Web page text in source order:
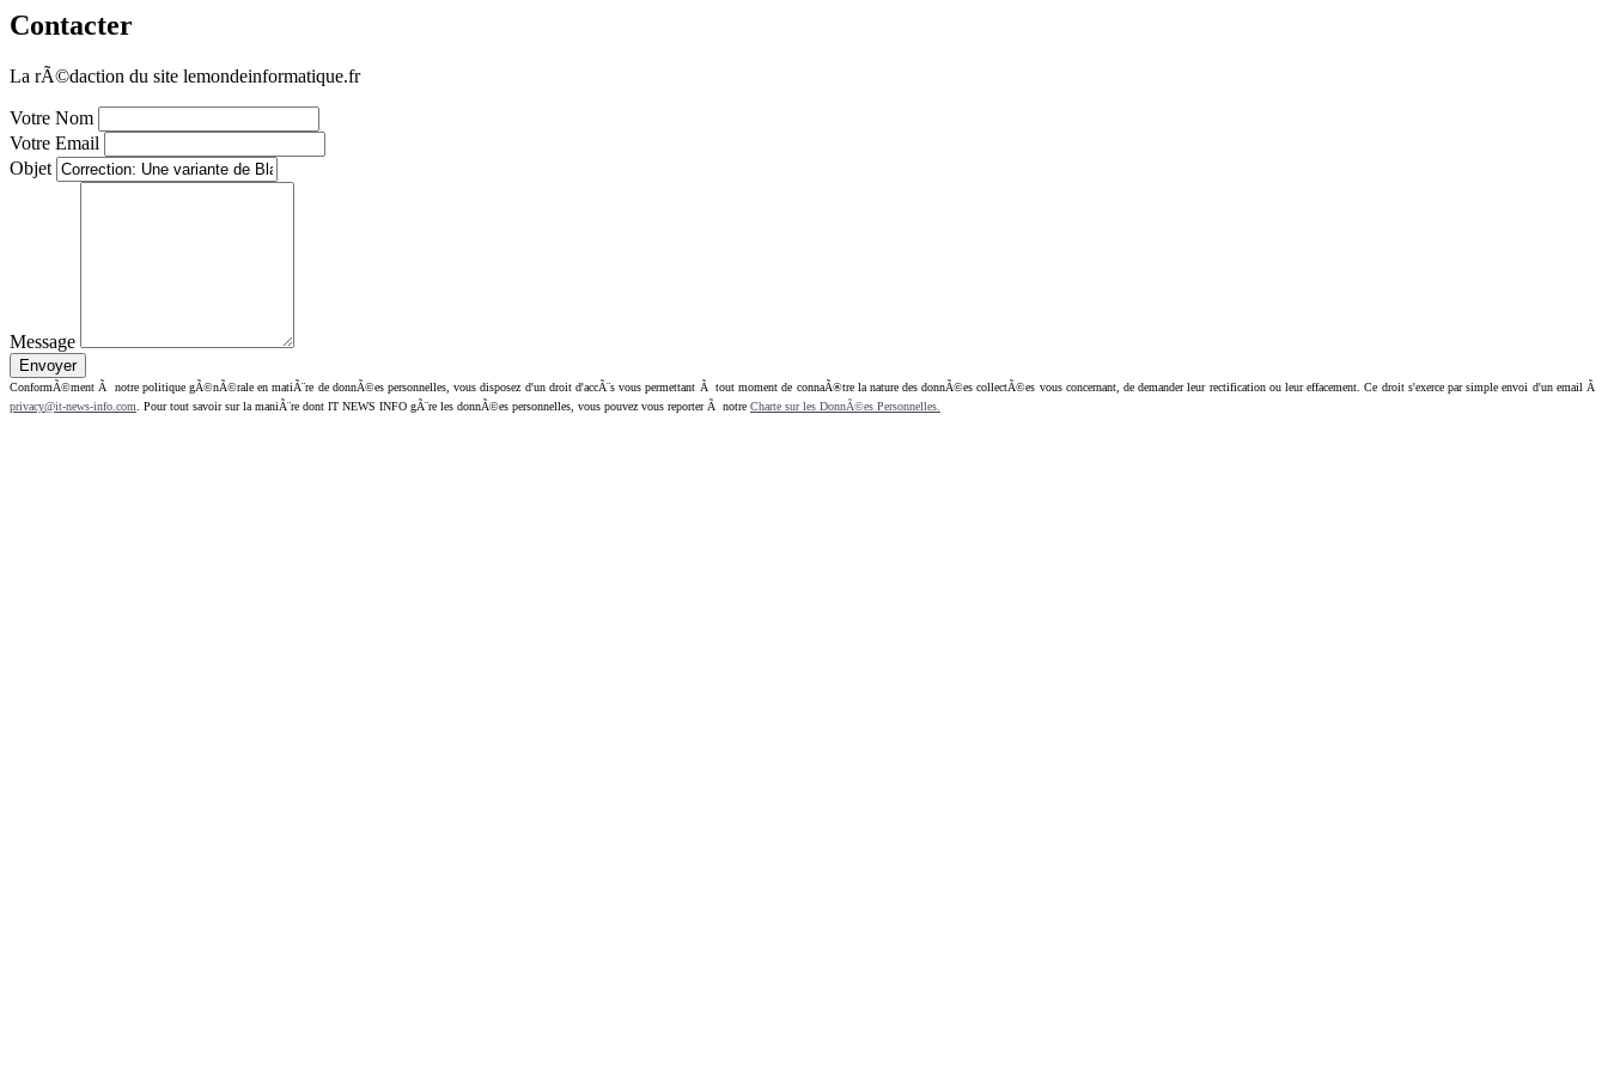
Contacter
La rÃ©daction du site lemondeinformatique.fr
Votre Nom
Votre Email
Objet
Message
ConformÃ©ment Ã notre politique gÃ©nÃ©rale en matiÃ¨re de donnÃ©es personnelles, vous disposez d'un droit d'accÃ¨s vous permettant Ã tout moment de connaÃ®tre la nature des donnÃ©es collectÃ©es vous concernant, de demander leur rectification ou leur effacement. Ce droit s'exerce par simple envoi d'un email Ã
privacy@it-news-info.com . Pour tout savoir sur la maniÃ¨re dont IT NEWS INFO gÃ¨re les donnÃ©es personnelles, vous pouvez vous reporter Ã notre Charte sur les DonnÃ©es Personnelles.